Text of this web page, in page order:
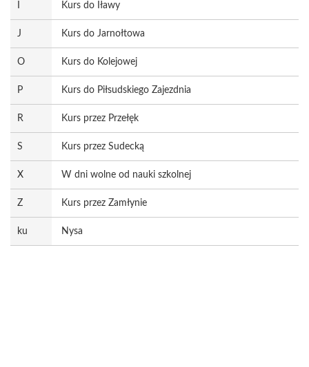
Kurs do Iławy
J Kurs do Jarnołtowa
O Kurs do Kolejowej
P Kurs do Piłsudskiego Zajezdnia
R Kurs przez Przełęk
S Kurs przez Sudecką
X W dni wolne od nauki szkolnej
Z Kurs przez Zamłynie
ku Nysa